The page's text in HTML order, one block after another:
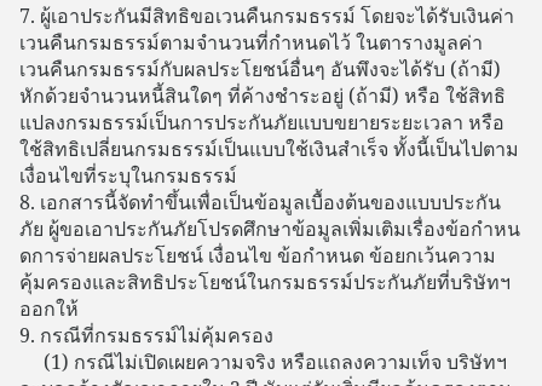
7. ผู้เอาประกันมีสิทธิขอเวนคืนกรมธรรม์ โดยจะได้รับเงินค่า
เวนคืนกรมธรรม์ตามจํานวนที่กําหนดไว้ ในตารางมูลค่า
เวนคืนกรมธรรม์กับผลประโยชน์อื่นๆ อันพึงจะได้รับ (ถ้ามี)
หักด้วยจํานวนหนี้สินใดๆ ที่ค้างชําระอยู่ (ถ้ามี) หรือ ใช้สิทธิ
แปลงกรมธรรม์เป็นการประกันภัยแบบขยายระยะเวลา หรือ
ใช้สิทธิเปลี่ยนกรมธรรม์เป็นแบบใช้เงินสําเร็จ ทั้งนี้เป็นไปตาม
เงื่อนไขที่ระบุในกรมธรรม์
8. เอกสารนี้จัดทําขึ้นเพื่อเป็นข้อมูลเบื้องต้นของแบบประกัน
ภัย ผู้ขอเอาประกันภัยโปรดศึกษาข้อมูลเพิ่มเติมเรื่องข้อกําหน
ดการจ่ายผลประโยชน์ เงื่อนไข ข้อกําหนด ข้อยกเว้นความ
คุ้มครองและสิทธิประโยชน์ในกรมธรรม์ประกันภัยที่บริษัทฯ
ออกให้
9. กรณีที่กรมธรรม์ไม่คุ้มครอง
(1) กรณีไม่เปิดเผยความจริง หรือแถลงความเท็จ บริษัทฯ